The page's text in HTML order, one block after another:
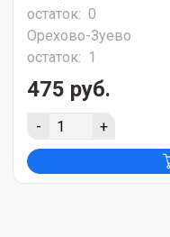
остаток: 0
Орехово-Зуево
остаток: 1
475 руб.
- +